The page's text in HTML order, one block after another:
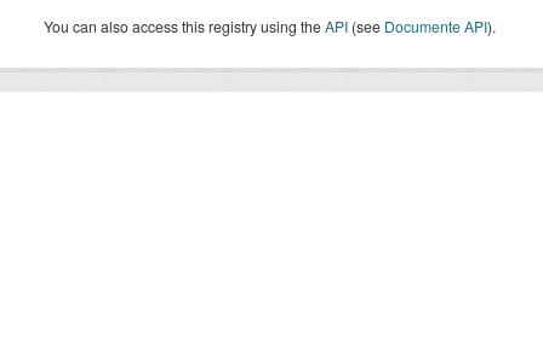
You can also access this registry using theAPI (see Documente API).